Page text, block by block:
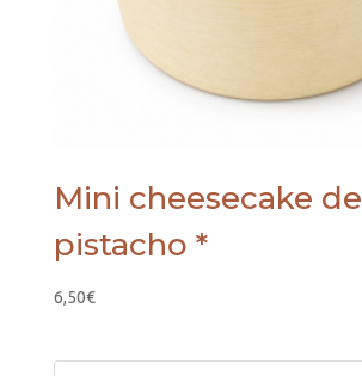
Mini cheesecake de
pistacho *
6,50€